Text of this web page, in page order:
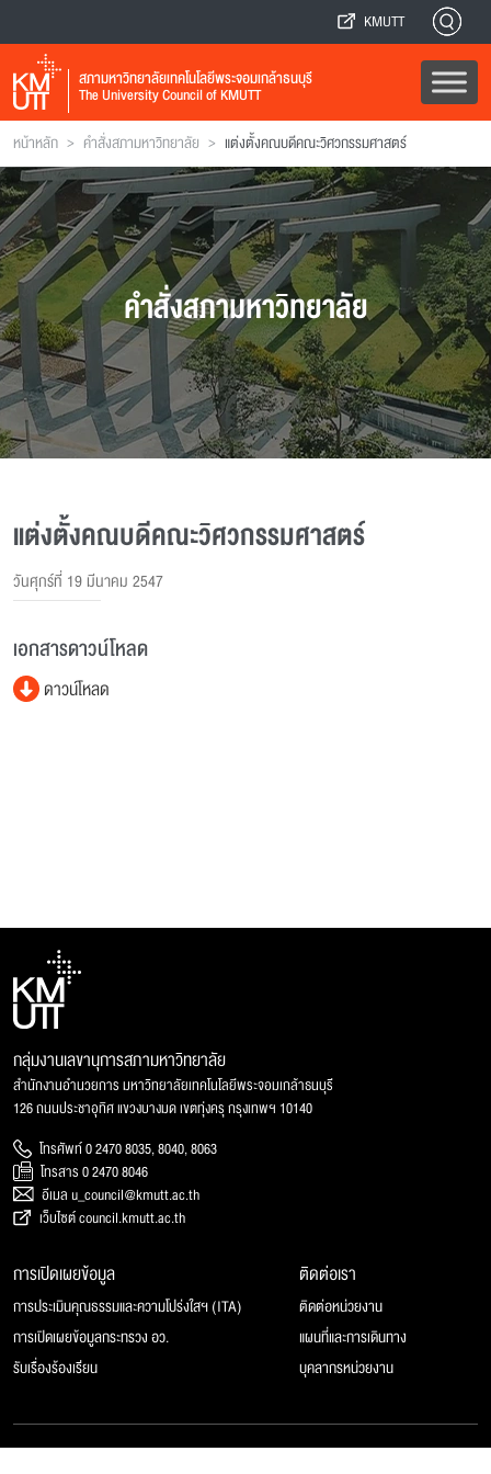
KMUTT
สภามหาวิทยาลัยเทคโนโลยีพระจอมเกล้าธนบุรี
The University Council of KMUTT
หน้าหลัก > คำสั่งสภามหาวิทยาลัย > แต่งตั้งคณบดีคณะวิศวกรรมศาสตร์
คำสั่งสภามหาวิทยาลัย
แต่งตั้งคณบดีคณะวิศวกรรมศาสตร์
วันศุกร์ที่ 19 มีนาคม 2547
เอกสารดาวน์โหลด
ดาวน์โหลด
กลุ่มงานเลขานุการสภามหาวิทยาลัย
สำนักงานอำนวยการ มหาวิทยาลัยเทคโนโลยีพระจอมเกล้าธนบุรี
126 ถนนประชาอุทิศ แขวงบางมด เขตทุ่งครุ กรุงเทพฯ 10140
โทรศัพท์ 0 2470 8035, 8040, 8063
โทรสาร 0 2470 8046
อีเมล u_council@kmutt.ac.th
เว็บไซต์ council.kmutt.ac.th
การเปิดเผยข้อมูล
การประเมินคุณธรรมและความโปร่งใสฯ (ITA)
การเปิดเผยข้อมูลกระทรวง อว.
รับเรื่องร้องเรียน
ติดต่อเรา
ติดต่อหน่วยงาน
แผนที่และการเดินทาง
บุคลากรหน่วยงาน